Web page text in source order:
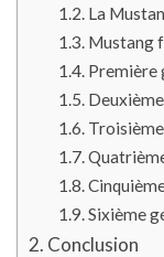
La
Mustang
Première
Sixième
Conclusion